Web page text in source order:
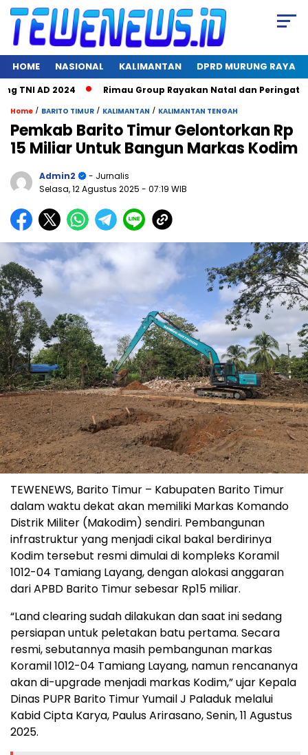
HOME NASIONAL KALIMANTAN DPRD MURUNG RAYA
AD 2024 Rimau Group Rayakan Natal dan Peringati Hari
Home / BARITO TIMUR / KALIMANTAN / KALIMANTAN TENGAH
Pemkab Barito Timur Gelontorkan Rp
15 Miliar Untuk Bangun Markas Kodim
Admin2
- Jurnalis
Selasa, 12 Agustus 2025 - 07:19 WIB
TEWENEWS, Barito Timur – Kabupaten Barito Timur
dalam waktu dekat akan memiliki Markas Komando
Distrik Militer (Makodim) sendiri. Pembangunan
infrastruktur yang menjadi cikal bakal berdirinya
Kodim tersebut resmi dimulai di kompleks Koramil
1012-04 Tamiang Layang, dengan alokasi anggaran
dari APBD Barito Timur sebesar Rp15 miliar.
“Land clearing sudah dilakukan dan saat ini sedang
persiapan untuk peletakan batu pertama. Secara
resmi, sebutannya masih pembangunan markas
Koramil 1012-04 Tamiang Layang, namun rencananya
akan di-upgrade menjadi markas Kodim,” ujar Kepala
Dinas PUPR Barito Timur Yumail J Paladuk melalui
Kabid Cipta Karya, Paulus Arirasano, Senin, 11 Agustus
2025.